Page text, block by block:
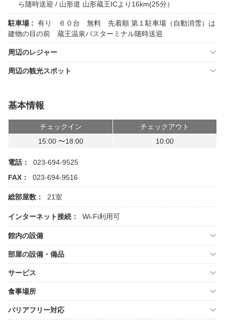
ら随時送迎 / 山形道 山形蔵王ICより16km(25分）
駐車場 : 有り ６０台 無料 先着順 第１駐車場（自動消雪）は
建物の目の前 蔵王温泉バスターミナル随時送迎
周辺のレジャー
周辺の観光スポット
基本情報
チェックイン
チェックアウト
15:00 〜18:00
10:00
電話：
023-694-9525
FAX：
023-694-9516
総部屋数： 21室
インターネット接続： Wi-Fi利用可
館内の設備
部屋の設備・備品
サービス
食事場所
バリアフリー対応